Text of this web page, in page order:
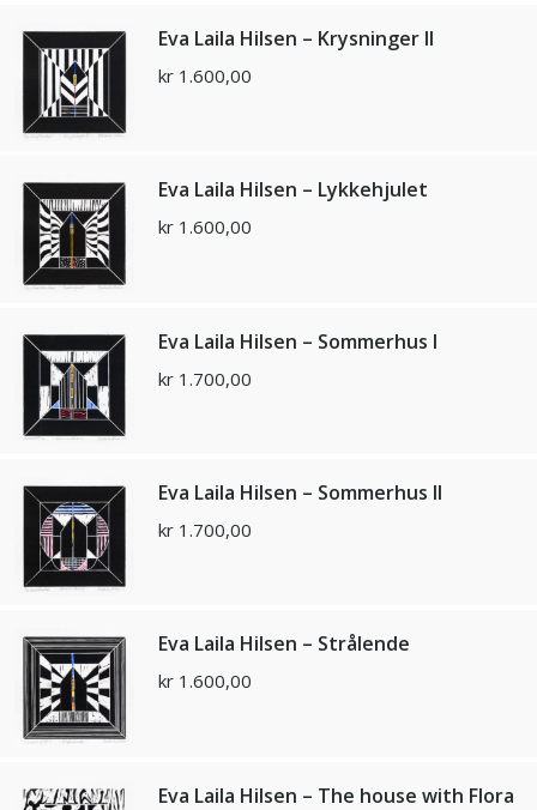
Eva Laila Hilsen – Krysninger ll
kr 1.600,00
Eva Laila Hilsen – Lykkehjulet
kr 1.600,00
Eva Laila Hilsen – Sommerhus l
kr 1.700,00
Eva Laila Hilsen – Sommerhus ll
kr 1.700,00
Eva Laila Hilsen – Strålende
kr 1.600,00
Eva Laila Hilsen – The house with Flora